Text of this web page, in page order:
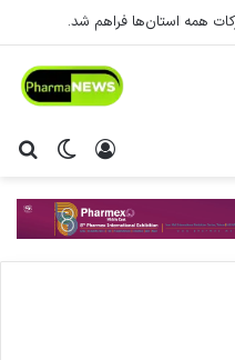
همه استان‌ها فراهم شد.
تغییر ورود